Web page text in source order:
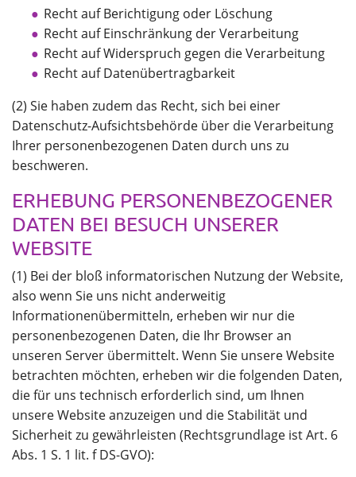
Recht auf Berichtigung oder Löschung
Recht auf Einschränkung der Verarbeitung
Recht auf Widerspruch gegen die Verarbeitung
Recht auf Datenübertragbarkeit
(2) Sie haben zudem das Recht, sich bei einer
Datenschutz-Aufsichtsbehörde über die Verarbeitung
Ihrer personenbezogenen Daten durch uns zu
beschweren.
ERHEBUNG PERSONENBEZOGENER
DATEN BEI BESUCH UNSERER
WEBSITE
(1) Bei der bloß informatorischen Nutzung der Website,
also wenn Sie uns nicht anderweitig
Informationenübermitteln, erheben wir nur die
personenbezogenen Daten, die Ihr Browser an
unseren Server übermittelt. Wenn Sie unsere Website
betrachten möchten, erheben wir die folgenden Daten,
die für uns technisch erforderlich sind, um Ihnen
unsere Website anzuzeigen und die Stabilität und
Sicherheit zu gewährleisten (Rechtsgrundlage ist Art. 6
Abs. 1 S. 1 lit. f DS-GVO):